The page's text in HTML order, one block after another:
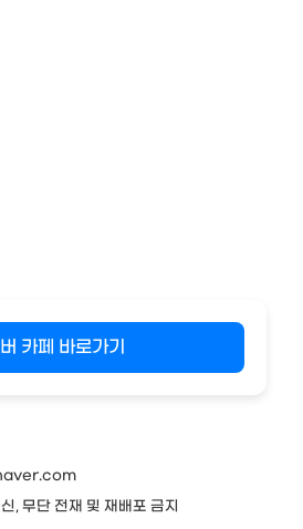
카페 바로가기
, 무단 전재 및 재배포 금지